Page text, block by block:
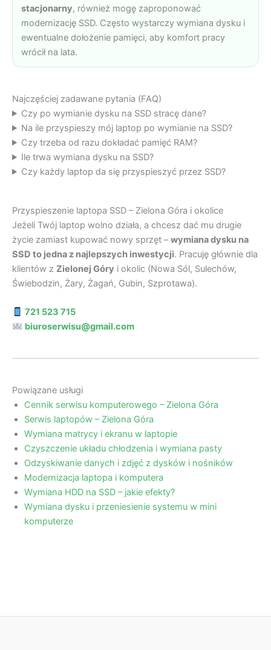
stacjonarny, również mogę zaproponować
modernizację SSD. Często wystarczy wymiana dysku i
ewentualne dołożenie pamięci, aby komfort pracy
wrócił na lata.
Najczęściej zadawane pytania (FAQ)
Czy po wymianie dysku na SSD stracę dane?
Na ile przyspieszy mój laptop po wymianie na SSD?
Czy trzeba od razu dokładać pamięć RAM?
Ile trwa wymiana dysku na SSD?
Czy każdy laptop da się przyspieszyć przez SSD?
Przyspieszenie laptopa SSD – Zielona Góra i okolice
Jeżeli Twój laptop wolno działa, a chcesz dać mu drugie
życie zamiast kupować nowy sprzęt –wymiana dysku na
SSD to jedna z najlepszych inwestycji. Pracuję głównie dla
klientów z Zielonej Góry i okolic (Nowa Sól, Sulechów,
Świebodzin, Żary, Żagań, Gubin, Szprotawa).
721 523 715
biuroserwisu@gmail.com
Powiązane usługi
Cennik serwisu komputerowego – Zielona Góra
Serwis laptopów – Zielona Góra
Wymiana matrycy i ekranu w laptopie
Czyszczenie układu chłodzenia i wymiana pasty
Odzyskiwanie danych i zdjęć z dysków i nośników
Modernizacja laptopa i komputera
Wymiana HDD na SSD – jakie efekty?
Wymiana dysku i przeniesienie systemu w mini
komputerze